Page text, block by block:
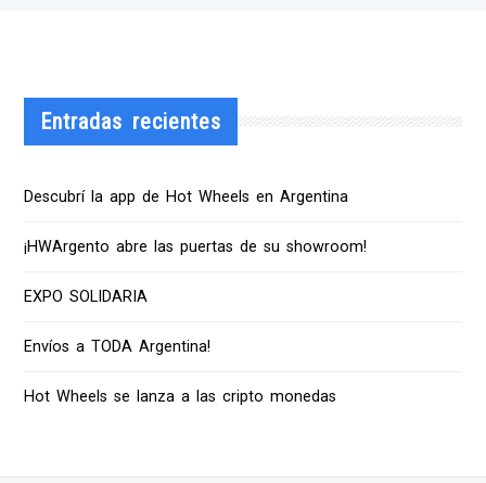
Entradas recientes
Descubrí la app de Hot Wheels en Argentina
¡HWArgento abre las puertas de su showroom!
EXPO SOLIDARIA
Envíos a TODA Argentina!
Hot Wheels se lanza a las cripto monedas